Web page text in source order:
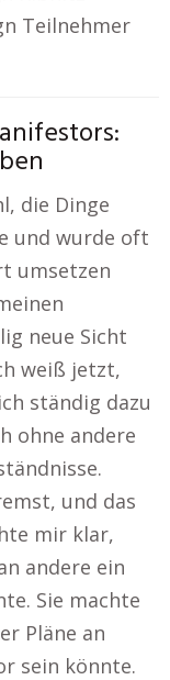
Teilnehmer
die Dinge
und wurde oft
umsetzen
neue Sicht
weiß jetzt,
ständig dazu
ohne andere
und das
mir klar,
andere ein
Sie machte
Pläne an
sein könnte.